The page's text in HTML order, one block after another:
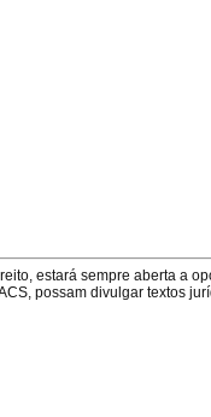
estará sempre aberta a
possam divulgar textos